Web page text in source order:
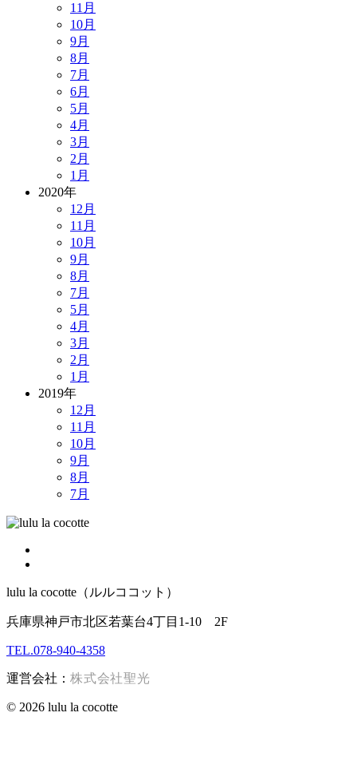
11月
10月
9月
8月
7月
6月
5月
4月
3月
2月
1月
2020年
12月
11月
10月
9月
8月
7月
5月
4月
3月
2月
1月
2019年
12月
11月
10月
9月
8月
7月
lulu la cocotte（ルルココット）
兵庫県神戸市北区若葉台4丁目1-10 2F
TEL.078-940-4358
運営会社： 株式会社聖光
© 2026 lulu la cocotte